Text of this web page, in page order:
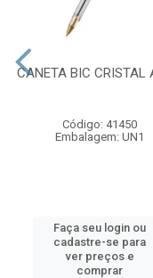
CANETA BIC CRISTAL
Código: 41450
Embalagem: UN1
Faça seu login ou
cadastre-se para
ver preços e
comprar